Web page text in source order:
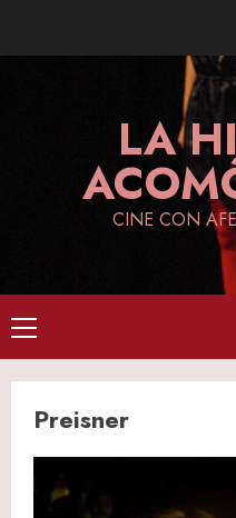
LA
CINE CON
Primary
Menu
Preisner